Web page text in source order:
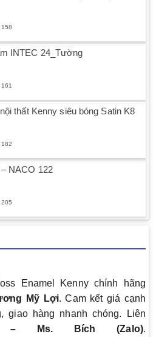
INTEC 24_Tường
thất Kenny siêu bóng Satin K8
NACO 122
Enamel Kenny chính hãng
Mỹ Lợi. Cam kết giá cạnh
giao hàng nhanh chóng. Liên
– Ms. Bích (Zalo).